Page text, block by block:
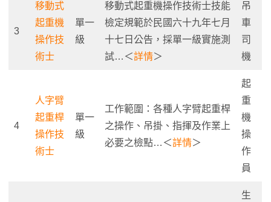
3
移動式
起重機
操作技
術士
單一
級
移動式起重機操作技術士技能
檢定規範於民國六十九年七月
十七日公告，採單一級實施測
試…＜詳情＞
吊
車
司
機
4
人字臂
起重桿
操作技
術士
單一
級
工作範圍：各種人字臂起重桿
之操作、吊掛、指揮及作業上
必要之檢點…＜詳情＞
起
重
機
操
作
員
生